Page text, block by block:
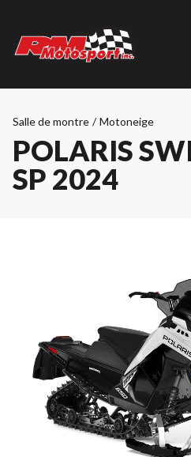
Salle de montre / Motoneige
POLARIS
SP 2024